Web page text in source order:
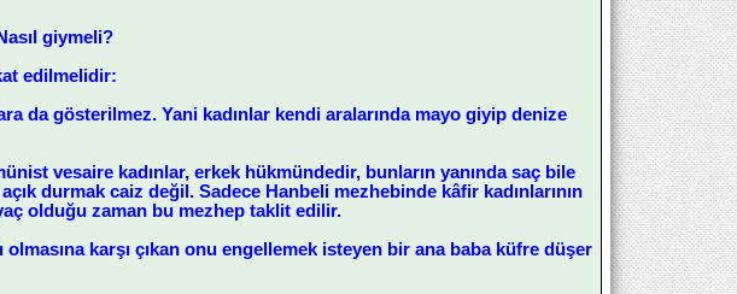
giymeli?
edilmelidir:
da gösterilmez. Yani kadınlar kendi aralarında mayo giyip denize
vesaire kadınlar, erkek hükmündedir, bunların yanında saç bile
durmak caiz değil. Sadece Hanbeli mezhebinde kâfir kadınlarının
olduğu zaman bu mezhep taklit edilir.
karşı çıkan onu engellemek isteyen bir ana baba küfre düşer